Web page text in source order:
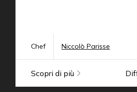
Chef Niccolò Parisse
Scopri di più